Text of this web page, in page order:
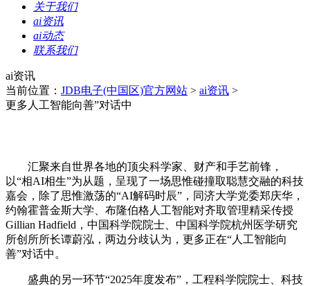
关于我们
ai资讯
ai动态
联系我们
ai资讯
当前位置： JDB电子(中国区)官方网站 > ai资讯 >
更多人工智能向善”对话中
汇聚来自世界各地的顶尖科学家、财产和手艺前锋，
以“相AI相生”为从题，呈现了一场思惟碰撞取聪慧交融的科技
嘉会，除了思惟激荡的“AI解码时辰”，同济大学党委郑庆华，
约翰霍普金斯大学、布隆伯格人工智能对齐取管理精采传授
Gillian Hadfield，中国科学院院士、中国科学院杭州医学研究
所创所所长谭蔚泓，两边分歧认为，更多正在“人工智能向
善”对话中。
盛典的另一环节“2025年度发布”，工程科学院院士、科技